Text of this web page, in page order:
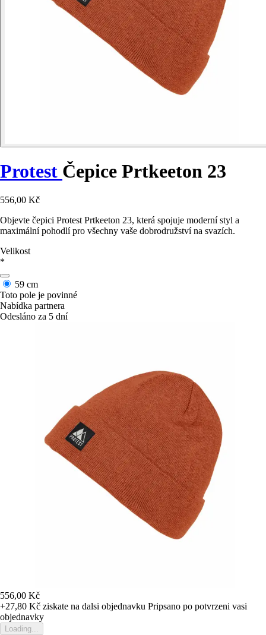
Protest Čepice Prtkeeton 23
556,00 Kč
Objevte čepici Protest Prtkeeton 23, která spojuje moderní styl a
maximální pohodlí pro všechny vaše dobrodružství na svazích.
Velikost
*
59 cm
Toto pole je povinné
Nabídka partnera
Odesláno za 5 dní
556,00 Kč
+27,80 Kč ziskate na dalsi objednavku Pripsano po potvrzeni vasi
objednavky
Loading...